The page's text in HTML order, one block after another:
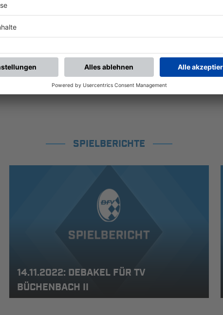
SPIELBERICHTE
14.11.2022: DEBAKEL FÜR TV
BÜCHENBACH II